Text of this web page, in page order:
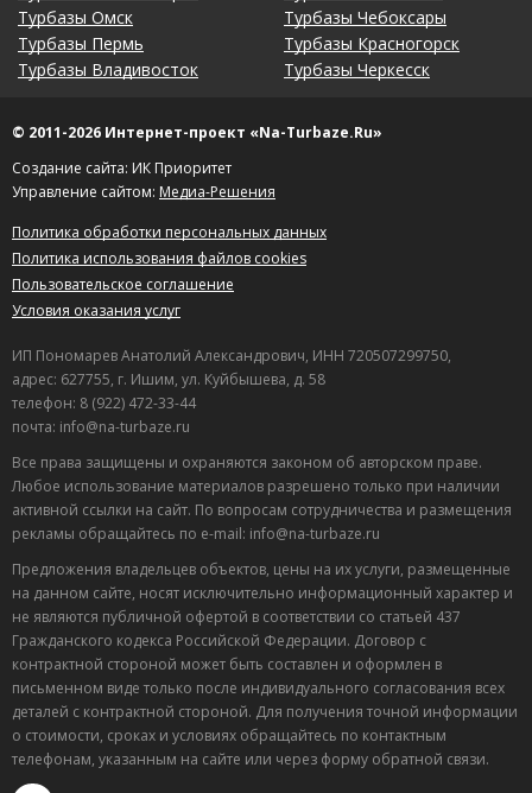
Турбазы Омск
Турбазы Пермь
Турбазы Владивосток
Турбазы Чебоксары
Турбазы Красногорск
Турбазы Черкесск
© 2011-2026 Интернет-проект «Na-Turbaze.Ru»
Создание сайта: ИК Приоритет
Управление сайтом: Медиа-Решения
Политика обработки персональных данных
Политика использования файлов cookies
Пользовательское соглашение
Условия оказания услуг
ИП Пономарев Анатолий Александрович, ИНН 720507299750,
адрес: 627755, г. Ишим, ул. Куйбышева, д. 58
телефон: 8 (922) 472-33-44
почта: info@na-turbaze.ru
Все права защищены и охраняются законом об авторском праве.
Любое использование материалов разрешено только при наличии
активной ссылки на сайт. По вопросам сотрудничества и размещения
рекламы обращайтесь по e-mail: info@na-turbaze.ru
Предложения владельцев объектов, цены на их услуги, размещенные
на данном сайте, носят исключительно информационный характер и
не являются публичной офертой в соответствии со статьей 437
Гражданского кодекса Российской Федерации. Договор с
контрактной стороной может быть составлен и оформлен в
письменном виде только после индивидуального согласования всех
деталей с контрактной стороной. Для получения точной информации
о стоимости, сроках и условиях обращайтесь по контактным
телефонам, указанным на сайте или через форму обратной связи.